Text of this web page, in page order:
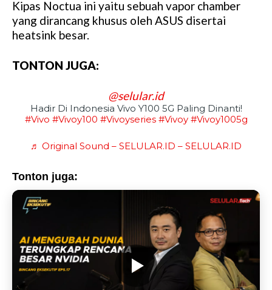
M
u
Kipas Noctua ini yaitu sebuah vapor chamber
yang dirancang khusus oleh ASUS disertai
heatsink besar.
TONTON JUGA:
@selular.id
Hadir Di Indonesia Vivo Y100 5G Paling Dinanti!
#vivo #vivoy100 #vivoyseries #vivoy #vivoy1005g
♬ Original Sound – SELULAR.ID – SELULAR.ID
Tonton juga: